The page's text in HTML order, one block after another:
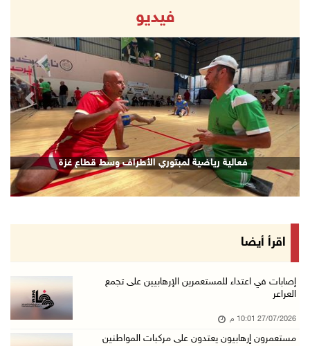
فيديو
قصف إسرائيلي يستهدف حي الشجاعية بغزة
Next
اقرأ أيضا
إصابات في اعتداء للمستعمرين الإرهابيين على تجمع
العراعر
27/07/2026 10:01 م
مستعمرون إرهابيون يعتدون على مركبات المواطنين